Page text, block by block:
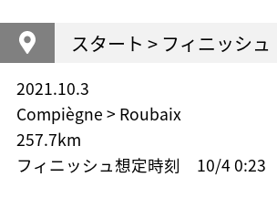
スタート > フィニッシュ
2021.10.3
Compiègne > Roubaix
257.7km
フィニッシュ想定時刻 10/4 0:23